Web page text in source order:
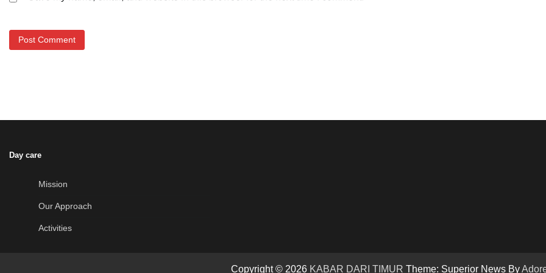
Day care
Mission
Our Approach
Activities
Copyright © 2026 KABAR DARI TIMUR Theme: Superior News By